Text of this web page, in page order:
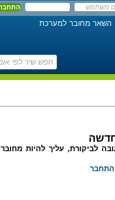
השאר מחובר למערכת
לביקורת, עליך להיות מחובר
התחבר